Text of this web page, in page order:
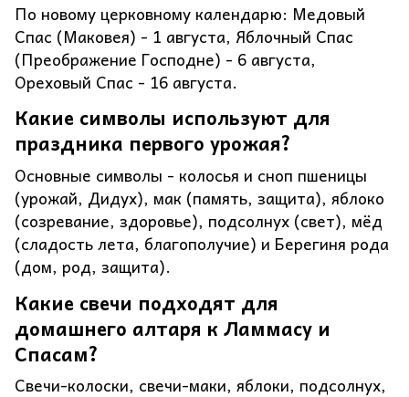
По новому церковному календарю: Медовый
Спас (Маковея) - 1 августа, Яблочный Спас
(Преображение Господне) - 6 августа,
Ореховый Спас - 16 августа.
Какие символы используют для
праздника первого урожая?
Основные символы - колосья и сноп пшеницы
(урожай, Дидух), мак (память, защита), яблоко
(созревание, здоровье), подсолнух (свет), мёд
(сладость лета, благополучие) и Берегиня рода
(дом, род, защита).
Какие свечи подходят для
домашнего алтаря к Ламмасу и
Спасам?
Свечи-колоски, свечи-маки, яблоки, подсолнух,